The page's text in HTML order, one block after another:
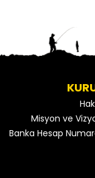
Misyon ve
Banka Hesap